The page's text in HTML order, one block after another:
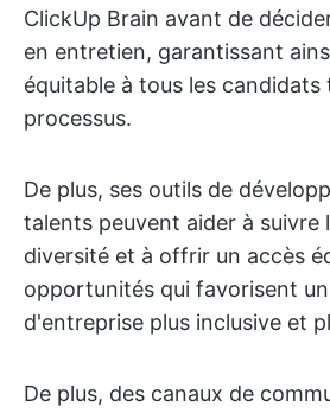
ClickUp Brain avant de
en entretien, garantissant
équitable à tous les candidats
processus.
De plus, ses outils de
talents peuvent aider à suivre
diversité et à offrir un accès
opportunités qui favorisent
d'entreprise plus inclusive et
De plus, des canaux de